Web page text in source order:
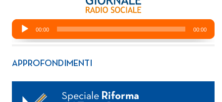
APPROFONDIMENTI
Speciale Riforma